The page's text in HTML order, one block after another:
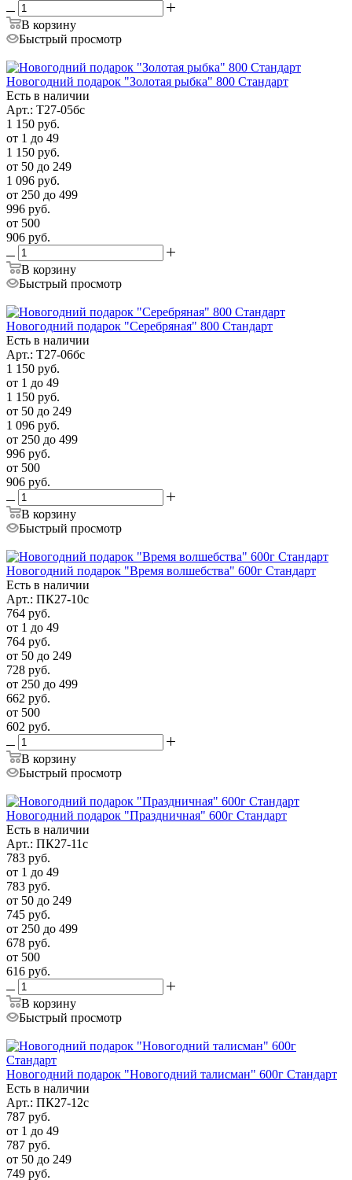
В корзину
Быстрый просмотр
Новогодний подарок "Золотая рыбка" 800 Стандарт
Есть в наличии
Арт.: Т27-05бс
1 150 руб.
от 1 до 49
1 150 руб.
от 50 до 249
1 096 руб.
от 250 до 499
996 руб.
от 500
906 руб.
В корзину
Быстрый просмотр
Новогодний подарок "Серебряная" 800 Стандарт
Есть в наличии
Арт.: Т27-06бс
1 150 руб.
от 1 до 49
1 150 руб.
от 50 до 249
1 096 руб.
от 250 до 499
996 руб.
от 500
906 руб.
В корзину
Быстрый просмотр
Новогодний подарок "Время волшебства" 600г Стандарт
Есть в наличии
Арт.: ПК27-10с
764 руб.
от 1 до 49
764 руб.
от 50 до 249
728 руб.
от 250 до 499
662 руб.
от 500
602 руб.
В корзину
Быстрый просмотр
Новогодний подарок "Праздничная" 600г Стандарт
Есть в наличии
Арт.: ПК27-11с
783 руб.
от 1 до 49
783 руб.
от 50 до 249
745 руб.
от 250 до 499
678 руб.
от 500
616 руб.
В корзину
Быстрый просмотр
Новогодний подарок "Новогодний талисман" 600г Стандарт
Есть в наличии
Арт.: ПК27-12с
787 руб.
от 1 до 49
787 руб.
от 50 до 249
749 руб.